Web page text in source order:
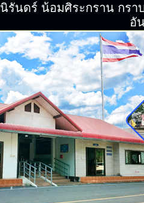
รันดร์ น้อมศิระกราน ก
อั